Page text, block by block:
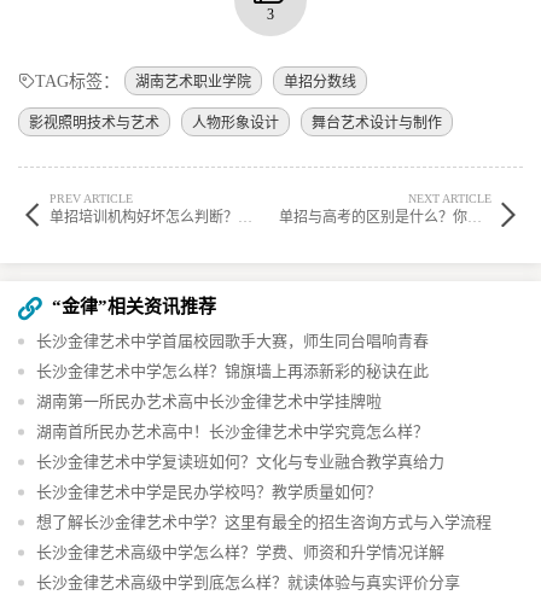
3
TAG标签： 湖南艺术职业学院 单招分数线
影视照明技术与艺术 人物形象设计 舞台艺术设计与制作
PREV ARTICLE
单招培训机构好坏怎么判断？记住这四大金标准
NEXT ARTICLE
单招与高考的区别是什么？你知道吗
“金律”相关资讯推荐
长沙金律艺术中学首届校园歌手大赛，师生同台唱响青春
长沙金律艺术中学怎么样？锦旗墙上再添新彩的秘诀在此
湖南第一所民办艺术高中长沙金律艺术中学挂牌啦
湖南首所民办艺术高中！长沙金律艺术中学究竟怎么样？
长沙金律艺术中学复读班如何？文化与专业融合教学真给力
长沙金律艺术中学是民办学校吗？教学质量如何？
想了解长沙金律艺术中学？这里有最全的招生咨询方式与入学流程
长沙金律艺术高级中学怎么样？学费、师资和升学情况详解
长沙金律艺术高级中学到底怎么样？就读体验与真实评价分享